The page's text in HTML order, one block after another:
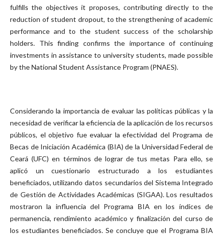
fulfills the objectives it proposes, contributing directly to the
reduction of student dropout, to the strengthening of academic
performance and to the student success of the scholarship
holders. This finding confirms the importance of continuing
investments in assistance to university students, made possible
by the National Student Assistance Program (PNAES).
Considerando la importancia de evaluar las políticas públicas y la
necesidad de verificar la eficiencia de la aplicación de los recursos
públicos, el objetivo fue evaluar la efectividad del Programa de
Becas de Iniciación Académica (BIA) de la Universidad Federal de
Ceará (UFC) en términos de lograr de tus metas Para ello, se
aplicó un cuestionario estructurado a los estudiantes
beneficiados, utilizando datos secundarios del Sistema Integrado
de Gestión de Actividades Académicas (SIGAA). Los resultados
mostraron la influencia del Programa BIA en los índices de
permanencia, rendimiento académico y finalización del curso de
los estudiantes beneficiados. Se concluye que el Programa BIA